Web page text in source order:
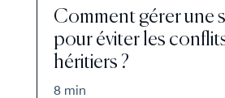
Comment gérer une
pour éviter les
héritiers ?
8 min